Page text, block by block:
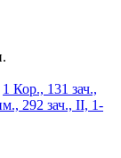
1 Кор., 131 зач.,
292 зач., II, 1-